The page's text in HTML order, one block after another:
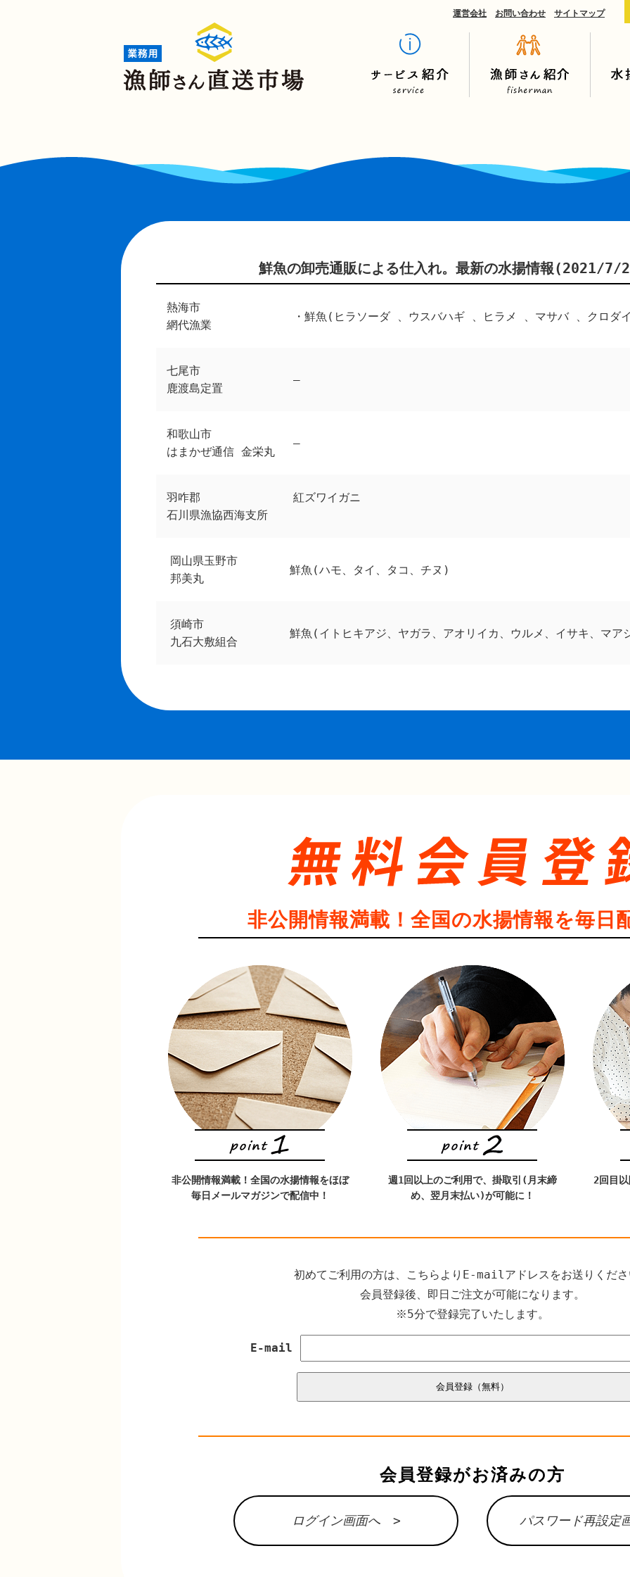
運営会社 お問い合わせ サイトマップ
鮮魚の卸売通販による仕入れ。最新の水揚情報(2021/
熱海市
網代漁業
・鮮魚(ヒラソーダ 、ウスバハギ 、ヒラメ 、マサバ 、クロダ
七尾市
鹿渡島定置
–
和歌山市
はまかぜ通信 金栄丸
–
羽咋郡
石川県漁協西海支所
紅ズワイガニ
岡山県玉野市
邦美丸
鮮魚(ハモ、タイ、タコ、チヌ)
須崎市
九石大敷組合
鮮魚(イトヒキアジ、ヤガラ、アオリイカ、ウルメ、イサキ、マア
非公開情報満載！全国の水揚情報を毎日
非公開情報満載！全国の水揚情報をほぼ
毎日メールマガジンで配信中！
週1回以上のご利用で、掛取引(月末締
め、翌月末払い)が可能に！
2回目
初めてご利用の方は、こちらよりE-mailアドレスをお送りくだ
会員登録後、即日ご注文が可能になります。
※5分で登録完了いたします。
E-mail
会員登録がお済みの方
ログイン画面へ > パスワード再設